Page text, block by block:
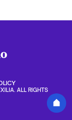
ALL RIGHTS